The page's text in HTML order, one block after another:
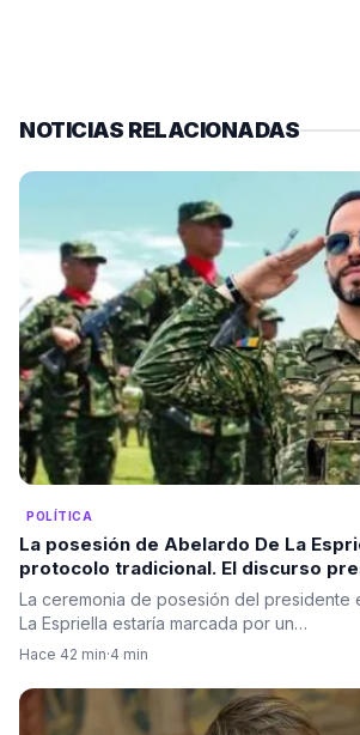
NOTICIAS RELACIONADAS
POLÍTICA
La posesión de Abelardo De La
protocolo tradicional. El discurso
ante las Fuerzas Militares, no ante
La ceremonia de posesión del presidente
La Espriella estaría marcada por un…
Hace 42 min·4 min